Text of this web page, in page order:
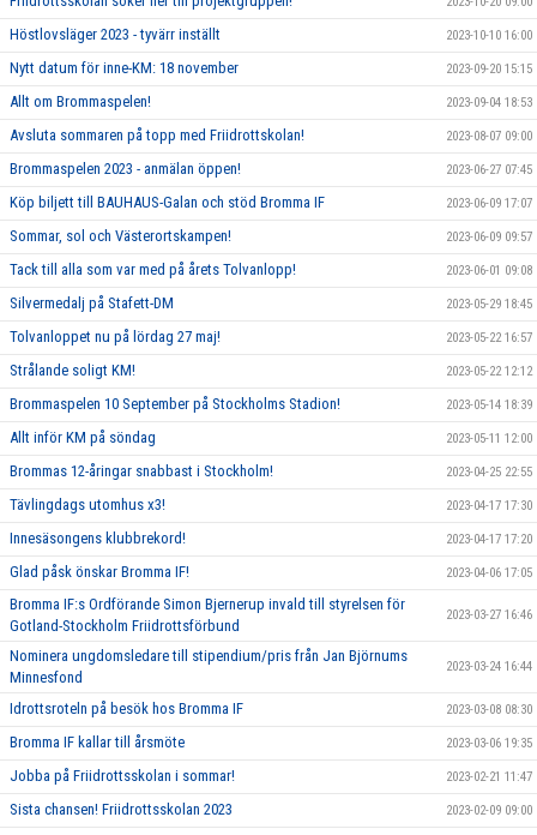
Höstlovsläger 2023 - tyvärr inställt 2023-10-10 16:00
Nytt datum för inne-KM: 18 november 2023-09-20 15:15
Allt om Brommaspelen! 2023-09-04 18:53
Avsluta sommaren på topp med Friidrottskolan! 2023-08-07 09:00
Brommaspelen 2023 - anmälan öppen! 2023-06-27 07:45
Köp biljett till BAUHAUS-Galan och stöd Bromma IF 2023-06-09 17:07
Sommar, sol och Västerortskampen! 2023-06-09 09:57
Tack till alla som var med på årets Tolvanlopp! 2023-06-01 09:08
Silvermedalj på Stafett-DM 2023-05-29 18:45
Tolvanloppet nu på lördag 27 maj! 2023-05-22 16:57
Strålande soligt KM! 2023-05-22 12:12
Brommaspelen 10 September på Stockholms Stadion! 2023-05-14 18:39
Allt inför KM på söndag 2023-05-11 12:00
Brommas 12-åringar snabbast i Stockholm! 2023-04-25 22:55
Tävlingdags utomhus x3! 2023-04-17 17:30
Innesäsongens klubbrekord! 2023-04-17 17:20
Glad påsk önskar Bromma IF! 2023-04-06 17:05
Bromma IF:s Ordförande Simon Bjernerup invald till styrelsen för
Gotland-Stockholm Friidrottsförbund
2023-03-27 16:46
Nominera ungdomsledare till stipendium/pris från Jan Björnums
Minnesfond
2023-03-24 16:44
Idrottsroteln på besök hos Bromma IF 2023-03-08 08:30
Bromma IF kallar till årsmöte 2023-03-06 19:35
Jobba på Friidrottsskolan i sommar! 2023-02-21 11:47
Sista chansen! Friidrottsskolan 2023 2023-02-09 09:00